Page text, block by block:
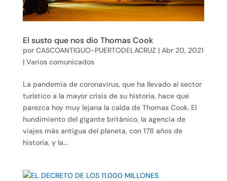
El susto que nos dio Thomas Cook
por CASCOANTIGUO-PUERTODELACRUZ | Abr 20, 2021
| Varios comunicados
La pandemia de coronavirus, que ha llevado al sector
turístico a la mayor crisis de su historia, hace que
parezca hoy muy lejana la caída de Thomas Cook. El
hundimiento del gigante británico, la agencia de
viajes más antigua del planeta, con 178 años de
historia, y la...